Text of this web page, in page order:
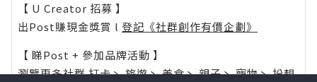
【 U Creator 招募 】
出Post賺現金獎賞 l 登記《社群創作有價企劃》
【 睇Post + 參加品牌活動 】
瀏覽更多社群打卡丶旅遊丶美食丶親子丶寵物丶扮靚